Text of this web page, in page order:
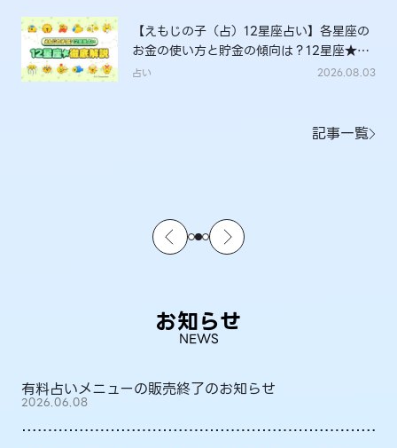
【えもじの子（占）12星座占い】各星座の
お金の使い方と貯金の傾向は？12星座★徹
底解説
占い 2026.08.03
記事一覧
お知らせ
NEWS
有料占いメニューの販売終了のお知らせ
2026.06.08